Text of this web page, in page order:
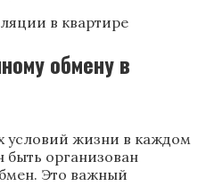
обмену в
условий жизни в каждом
организован
Это важный